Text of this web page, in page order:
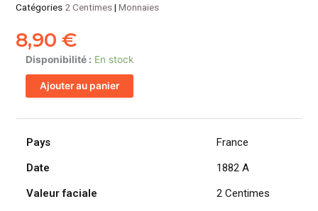
Catégories 2 Centimes|Monnaies
8,90€
Disponibilité : En stock
quantité
de
FRANCE,
de
Cérès,
Ajouter au panier
Pays
France
Date
1882 A
Valeur faciale
2 Centimes